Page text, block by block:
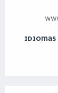
IDIOMAS
IDIOMAS